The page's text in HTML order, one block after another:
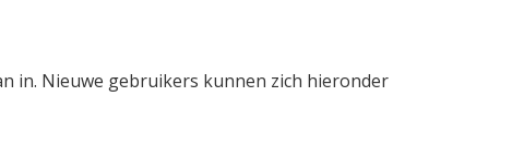
in. Nieuwe gebruikers kunnen zich hieronder